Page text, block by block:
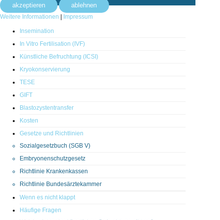
Insemination
In Vitro Fertilisation (IVF)
Künstliche Befruchtung (ICSI)
Kryokonservierung
TESE
GIFT
Blastozystentransfer
Kosten
Gesetze und Richtlinien
Sozialgesetzbuch (SGB V)
Embryonenschutzgesetz
Richtlinie Krankenkassen
Richtlinie Bundesärztekammer
Wenn es nicht klappt
Häufige Fragen
akzeptieren ablehnen
Weitere Informationen Impressum